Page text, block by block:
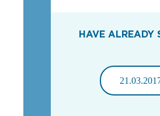
HAVE ALREADY